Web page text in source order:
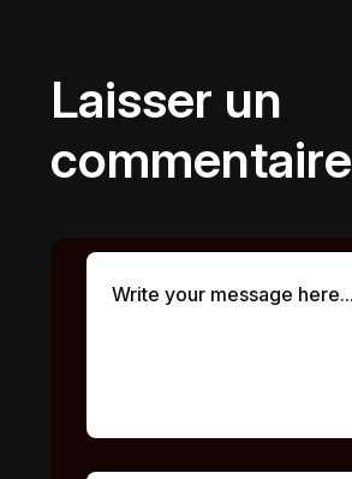
Laisser un
commentaire